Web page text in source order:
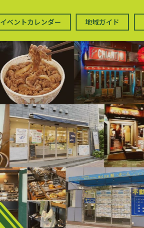
イベントカレンダー 地域ガイド